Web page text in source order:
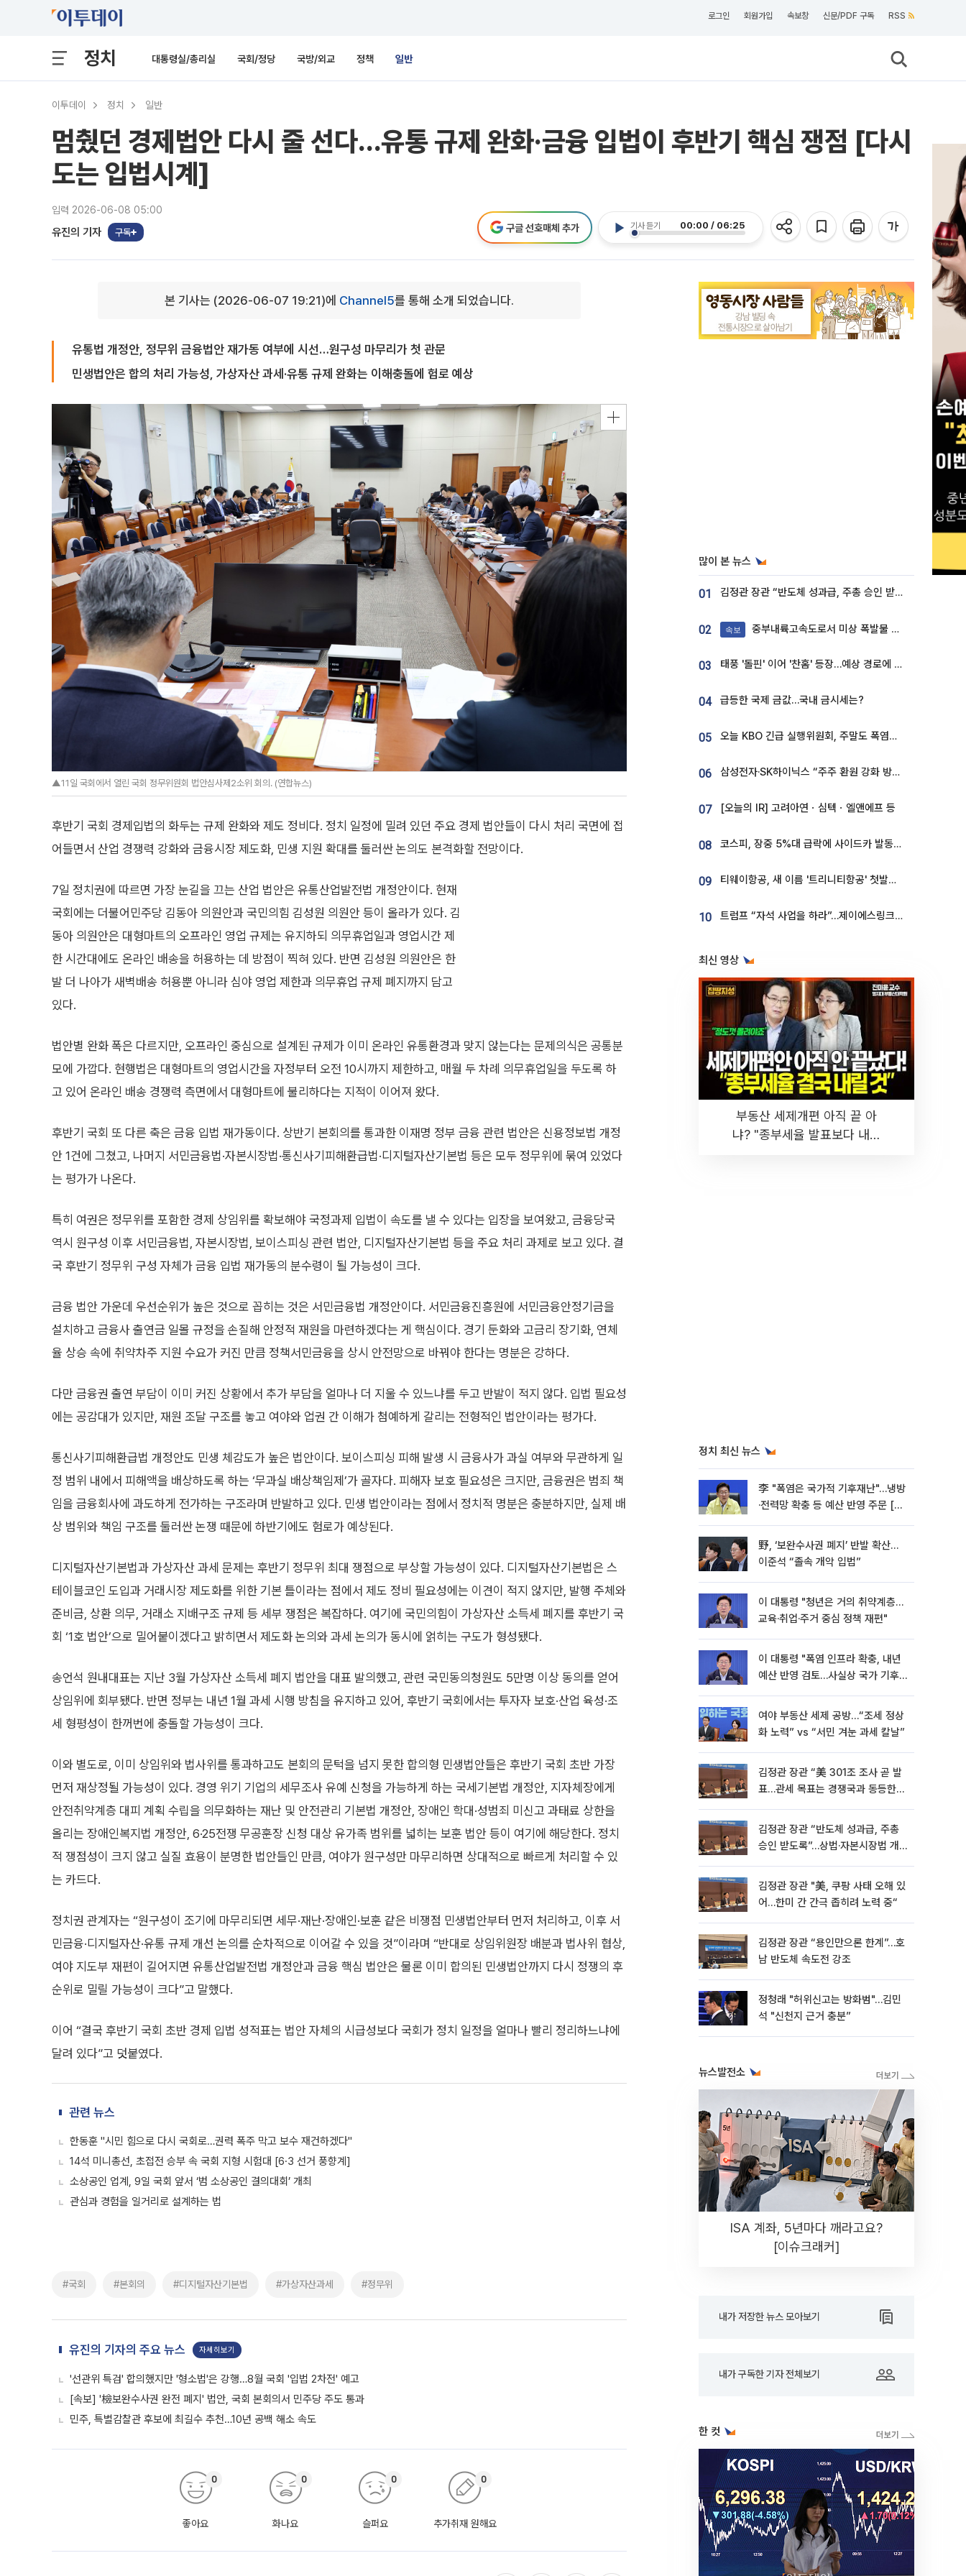
로그인 회원가입 속보창 신문/PDF 구독 RSS
정치 대통령실/총리실 국회/정당 국방/외교 정책 일반
이투데이 정치 일반
멈췄던 경제법안 다시 줄 선다…유통 규제 완화·금융 입법이 후반기 핵심 쟁점 [다시
도는 입법시계]
입력 2026-06-08 05:00
유진의 기자 구독
기사 듣기 00:00 / 06:25
구글 선호매체 추가
본 기사는 (2026-06-07 19:21)에 Channel5를 통해 소개 되었습니다.
유통법 개정안, 정무위 금융법안 재가동 여부에 시선…원구성 마무리가 첫 관문
민생법안은 합의 처리 가능성, 가상자산 과세·유통 규제 완화는 이해충돌에 험로 예상
▲11일 국회에서 열린 국회 정무위원회 법안심사제2소위 회의. (연합뉴스)
후반기 국회 경제입법의 화두는 규제 완화와 제도 정비다. 정치 일정에 밀려 있던 주요 경제 법안들이 다시 처리 국면에 접
어들면서 산업 경쟁력 강화와 금융시장 제도화, 민생 지원 확대를 둘러싼 논의도 본격화할 전망이다.
7일 정치권에 따르면 가장 눈길을 끄는 산업 법안은 유통산업발전법 개정안이다. 현재
국회에는 더불어민주당 김동아 의원안과 국민의힘 김성원 의원안 등이 올라가 있다. 김
동아 의원안은 대형마트의 오프라인 영업 규제는 유지하되 의무휴업일과 영업시간 제
한 시간대에도 온라인 배송을 허용하는 데 방점이 찍혀 있다. 반면 김성원 의원안은 한
발 더 나아가 새벽배송 허용뿐 아니라 심야 영업 제한과 의무휴업 규제 폐지까지 담고
있다.
법안별 완화 폭은 다르지만, 오프라인 중심으로 설계된 규제가 이미 온라인 유통환경과 맞지 않는다는 문제의식은 공통분
모에 가깝다. 현행법은 대형마트의 영업시간을 자정부터 오전 10시까지 제한하고, 매월 두 차례 의무휴업일을 두도록 하
고 있어 온라인 배송 경쟁력 측면에서 대형마트에 불리하다는 지적이 이어져 왔다.
후반기 국회 또 다른 축은 금융 입법 재가동이다. 상반기 본회의를 통과한 이재명 정부 금융 관련 법안은 신용정보법 개정
안 1건에 그쳤고, 나머지 서민금융법·자본시장법·통신사기피해환급법·디지털자산기본법 등은 모두 정무위에 묶여 있었다
는 평가가 나온다.
특히 여권은 정무위를 포함한 경제 상임위를 확보해야 국정과제 입법이 속도를 낼 수 있다는 입장을 보여왔고, 금융당국
역시 원구성 이후 서민금융법, 자본시장법, 보이스피싱 관련 법안, 디지털자산기본법 등을 주요 처리 과제로 보고 있다. 결
국 후반기 정무위 구성 자체가 금융 입법 재가동의 분수령이 될 가능성이 크다.
금융 법안 가운데 우선순위가 높은 것으로 꼽히는 것은 서민금융법 개정안이다. 서민금융진흥원에 서민금융안정기금을
설치하고 금융사 출연금 일몰 규정을 손질해 안정적 재원을 마련하겠다는 게 핵심이다. 경기 둔화와 고금리 장기화, 연체
율 상승 속에 취약차주 지원 수요가 커진 만큼 정책서민금융을 상시 안전망으로 바꿔야 한다는 명분은 강하다.
다만 금융권 출연 부담이 이미 커진 상황에서 추가 부담을 얼마나 더 지울 수 있느냐를 두고 반발이 적지 않다. 입법 필요성
에는 공감대가 있지만, 재원 조달 구조를 놓고 여야와 업권 간 이해가 첨예하게 갈리는 전형적인 법안이라는 평가다.
통신사기피해환급법 개정안도 민생 체감도가 높은 법안이다. 보이스피싱 피해 발생 시 금융사가 과실 여부와 무관하게 일
정 범위 내에서 피해액을 배상하도록 하는 ‘무과실 배상책임제’가 골자다. 피해자 보호 필요성은 크지만, 금융권은 범죄 책
임을 금융회사에 과도하게 전가하는 구조라며 반발하고 있다. 민생 법안이라는 점에서 정치적 명분은 충분하지만, 실제 배
상 범위와 책임 구조를 둘러싼 논쟁 때문에 하반기에도 험로가 예상된다.
디지털자산기본법과 가상자산 과세 문제는 후반기 정무위 최대 쟁점으로 부상할 가능성이 있다. 디지털자산기본법은 스
테이블코인 도입과 거래시장 제도화를 위한 기본 틀이라는 점에서 제도 정비 필요성에는 이견이 적지 않지만, 발행 주체와
준비금, 상환 의무, 거래소 지배구조 규제 등 세부 쟁점은 복잡하다. 여기에 국민의힘이 가상자산 소득세 폐지를 후반기 국
회 ‘1호 법안’으로 밀어붙이겠다고 밝히면서 제도화 논의와 과세 논의가 동시에 얽히는 구도가 형성됐다.
송언석 원내대표는 지난 3월 가상자산 소득세 폐지 법안을 대표 발의했고, 관련 국민동의청원도 5만명 이상 동의를 얻어
상임위에 회부됐다. 반면 정부는 내년 1월 과세 시행 방침을 유지하고 있어, 후반기 국회에서는 투자자 보호·산업 육성·조
세 형평성이 한꺼번에 충돌할 가능성이 크다.
이와 별도로, 이미 상임위와 법사위를 통과하고도 본회의 문턱을 넘지 못한 합의형 민생법안들은 후반기 국회 초반 가장
먼저 재상정될 가능성이 있다. 경영 위기 기업의 세무조사 유예 신청을 가능하게 하는 국세기본법 개정안, 지자체장에게
안전취약계층 대피 계획 수립을 의무화하는 재난 및 안전관리 기본법 개정안, 장애인 학대·성범죄 미신고 과태료 상한을
올리는 장애인복지법 개정안, 6·25전쟁 무공훈장 신청 대상 유가족 범위를 넓히는 보훈 법안 등이 여기에 해당한다. 정치
적 쟁점성이 크지 않고 실질 효용이 분명한 법안들인 만큼, 여야가 원구성만 마무리하면 상대적으로 빠르게 처리할 수 있
는 카드다.
정치권 관계자는 “원구성이 조기에 마무리되면 세무·재난·장애인·보훈 같은 비쟁점 민생법안부터 먼저 처리하고, 이후 서
민금융·디지털자산·유통 규제 개선 논의를 순차적으로 이어갈 수 있을 것”이라며 “반대로 상임위원장 배분과 법사위 협상,
여야 지도부 재편이 길어지면 유통산업발전법 개정안과 금융 핵심 법안은 물론 이미 합의된 민생법안까지 다시 정쟁의 후
순위로 밀릴 가능성이 크다”고 말했다.
이어 “결국 후반기 국회 초반 경제 입법 성적표는 법안 자체의 시급성보다 국회가 정치 일정을 얼마나 빨리 정리하느냐에
달려 있다”고 덧붙였다.
관련 뉴스
한동훈 "시민 힘으로 다시 국회로…권력 폭주 막고 보수 재건하겠다"
14석 미니총선, 초접전 승부 속 국회 지형 시험대 [6·3 선거 풍향계]
소상공인 업계, 9일 국회 앞서 ‘범 소상공인 결의대회’ 개최
관심과 경험을 일거리로 설계하는 법
#국회 #본회의 #디지털자산기본법 #가상자산과세 #정무위
유진의 기자의 주요 뉴스 자세히보기
'선관위 특검' 합의했지만 '형소법'은 강행…8월 국회 '입법 2차전' 예고
[속보] '檢보완수사권 완전 폐지' 법안, 국회 본회의서 민주당 주도 통과
민주, 특별감찰관 후보에 최길수 추천…10년 공백 해소 속도
좋아요
0
화나요
0
슬퍼요
0
추가취재 원해요
0
많이 본 뉴스
01 김정관 장관 “반도체 성과급, 주총 승인 받도록”…상법·자본시장법 개정 시사
02 속보 중부내륙고속도로서 미상 폭발물 발견
03 태풍 '돌핀' 이어 '찬홈' 등장…예상 경로에 한국 '한숨'
04 급등한 국제 금값…국내 금시세는?
05 오늘 KBO 긴급 실행위원회, 주말도 폭염취소 될까
06 삼성전자·SK하이닉스 “주주 환원 강화 방안 마련”
07 [오늘의 IR] 고려아연ㆍ심텍ㆍ엘앤에프 등
08 코스피, 장중 5%대 급락에 사이드카 발동…삼성·SK 동반 폭락
09 티웨이항공, 새 이름 '트리니티항공' 첫발…SSC 전략 본격화
10 트럼프 “자석 사업을 하라”…제이에스링크, 비중국 영구자석 공급망 구축 속도
최신 영상
부동산 세제개편 아직 끝 아
냐? "종부세율 발표보다 내릴
정치 최신 뉴스
李 "폭염은 국가적 기후재난"…냉방
·전력망 확충 등 예산 반영 주문 [종
野, ‘보완수사권 폐지’ 반발 확산…
이준석 “졸속 개악 입법”
이 대통령 "청년은 거의 취약계층…
교육·취업·주거 중심 정책 재편"
이 대통령 "폭염 인프라 확충, 내년
예산 반영 검토…사실상 국가 기후
여야 부동산 세제 공방…“조세 정상
화 노력” vs “서민 겨눈 과세 칼날”
김정관 장관 “美 301조 조사 곧 발
표…관세 목표는 경쟁국과 동등한
김정관 장관 “반도체 성과급, 주총
승인 받도록”…상법·자본시장법 개
김정관 장관 "美, 쿠팡 사태 오해 있
어…한미 간 간극 좁히려 노력 중“
김정관 장관 “용인만으론 한계”…호
남 반도체 속도전 강조
정청래 "허위신고는 방화범"…김민
석 "신천지 근거 충분”
뉴스발전소
ISA 계좌, 5년마다 깨라고요?
[이슈크래커]
내가 저장한 뉴스 모아보기
내가 구독한 기자 전체보기
한 컷